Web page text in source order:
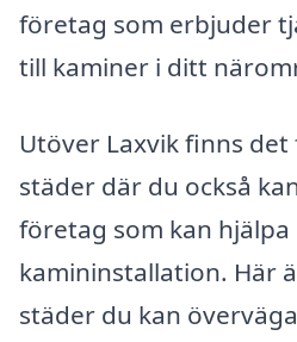
företag som erbjuder
till kaminer i ditt
Utöver Laxvik finns
städer där du också
företag som kan
kamininstallation. Här
städer du kan